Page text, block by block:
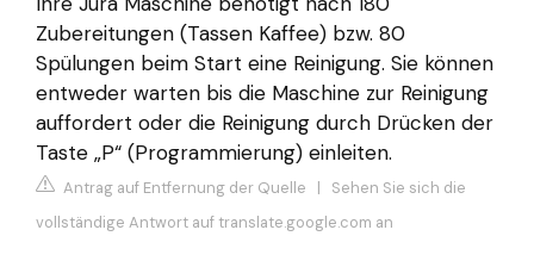
Zubereitungen (Tassen Kaffee) bzw. 80
Spülungen beim Start eine Reinigung. Sie können
entweder warten bis die Maschine zur Reinigung
auffordert oder die Reinigung durch Drücken der
Taste „P“ (Programmierung) einleiten.
Antrag auf Entfernung der Quelle | Sehen Sie sich die
vollständige Antwort auf translate.google.com an